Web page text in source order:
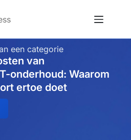
een categorie
van
onderhoud: Waarom
ertoe doet